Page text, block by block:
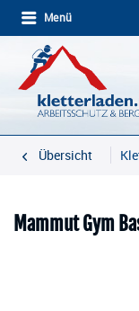
Menü
Übersicht
Mammut Gym